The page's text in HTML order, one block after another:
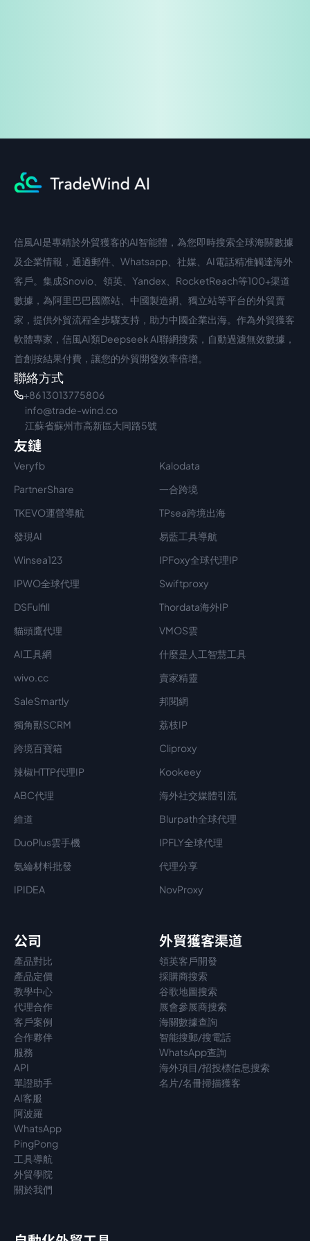
中文入口
信風AI是專精於外貿獲客的AI智能體，為您即時搜索全球海關數據
及企業情報，通過郵件、Whatsapp、社媒、AI電話精准觸達海外
客戶。集成Snovio、領英、Yandex、RocketReach等100+渠道
數據，為阿里巴巴國際站、中國製造網、獨立站等平台的外貿賣
家，提供外貿流程全步驟支持，助力中國企業出海。作為外貿獲客
軟體專家，信風AI類Deepseek AI聯網搜索，自動過濾無效數據，
首創按結果付費，讓您的外貿開發效率倍增。
聯絡方式
+86 13013775806
info@trade-wind.co
江蘇省蘇州市高新區大同路5號
友鏈
Veryfb
Kalodata
PartnerShare
一合跨境
TKEVO運營導航
TPsea跨境出海
發現AI
易藍工具導航
Winsea123
IPFoxy全球代理IP
IPWO全球代理
Swiftproxy
DSFulfill
Thordata海外IP
貓頭鷹代理
VMOS雲
AI工具網
什麼是人工智慧工具
wivo.cc
賣家精靈
SaleSmartly
邦閱網
獨角獸SCRM
荔枝IP
跨境百寶箱
Cliproxy
辣椒HTTP代理IP
Kookeey
ABC代理
海外社交媒體引流
維道
Blurpath全球代理
DuoPlus雲手機
IPFLY全球代理
氨綸材料批發
代理分享
IPIDEA
NovProxy
公司
產品對比
產品定價
教學中心
代理合作
客戶案例
合作夥伴
服務
API
單證助手
AI客服
阿波羅
WhatsApp
PingPong
工具導航
外貿學院
關於我們
外貿獲客渠道
領英客戶開發
採購商搜索
谷歌地圖搜索
展會參展商搜索
海關數據查詢
智能搜郵/搜電話
WhatsApp查詢
海外項目/招投標信息搜索
名片/名冊掃描獲客